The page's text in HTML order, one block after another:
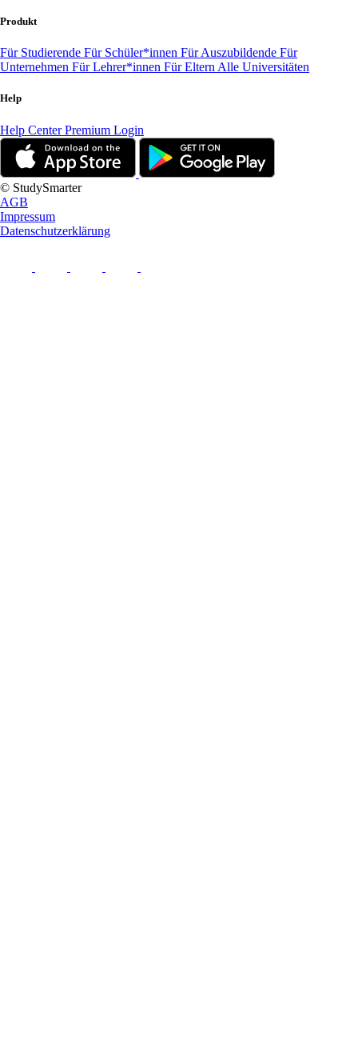
Produkt
Für Studierende Für Schüler*innen Für Auszubildende Für
Unternehmen Für Lehrer*innen Für Eltern Alle Universitäten
Help
Help CenterPremium Login
© StudySmarter
AGB
Impressum
Datenschutzerklärung